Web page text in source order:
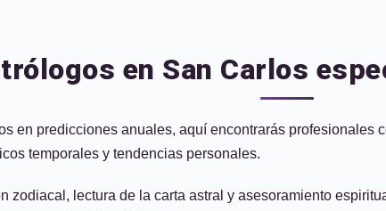
en San Carlos
en predicciones anuales, aquí encontrarás
temporales y tendencias personales.
zodiacal, lectura de la carta astral y asesoramiento